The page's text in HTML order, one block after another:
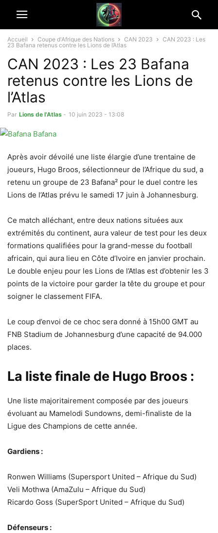
Accueil Coupe d'Afrique des Nations CAN 2023
CAN 2023 : Les
23 Bafana retenus contre les Lions de l’Atlas
CAN 2023 : Les 23 Bafana
retenus contre les Lions de
l’Atlas
Par Lions de l'Atlas - 10 juin 2023 - 13:08
Après avoir dévoilé une liste élargie d’une trentaine de
joueurs, Hugo Broos, sélectionneur de l’Afrique du sud, a
retenu un groupe de 23 Bafana² pour le duel contre les
Lions de l’Atlas prévu le samedi 17 juin à Johannesburg.
Ce match alléchant, entre deux nations situées aux
extrémités du continent, aura valeur de test pour les deux
formations qualifiées pour la grand-messe du football
africain, qui aura lieu en Côte d’Ivoire en janvier prochain.
Le double enjeu pour les Lions de l’Atlas est d’obtenir les 3
points de la victoire pour garder la tête du groupe et pour
soigner le classement FIFA.
Le coup d’envoi de ce choc sera donné à 15h00 GMT au
FNB Stadium de Johannesburg d’une capacité de 94.000
places.
La liste finale de Hugo Broos :
Une liste majoritairement composée par des joueurs
évoluant au Mamelodi Sundowns, demi-finaliste de la
Ligue des Champions de cette année.
Gardiens :
Ronwen Williams (Supersport United – Afrique du Sud)
Veli Mothwa (AmaZulu – Afrique du Sud)
Ricardo Goss (SuperSport United – Afrique du Sud)
Défenseurs :